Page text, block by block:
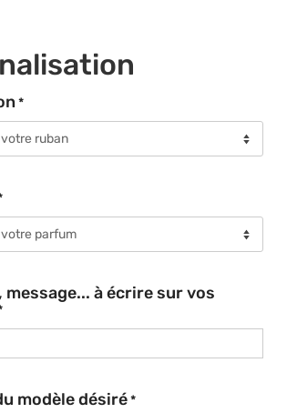
*
message... à écrire sur vos
modèle désiré*